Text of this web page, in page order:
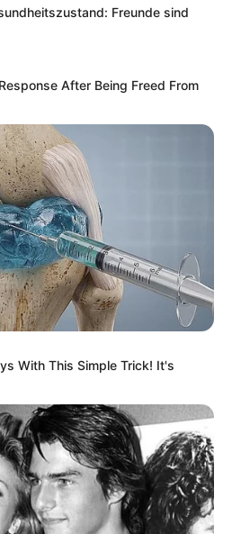
| H. Christoph | K.
Felixmüller | K. O. Götz | E.
00:00 Uhr
Uhr
Eintritt
www.kunstausstellung-kuehl.
Festival Dresden
Dixieland Festival Dresden findet
Maiwoche von Sonntag zu
Clubs, Gaststätten und auf
sind die große Dixie-
Band-Ball im Kulturpalast
mehr
00:00 Uhr
Uhr
Freunde sind
After Being Freed From
With This Simple Trick! It's